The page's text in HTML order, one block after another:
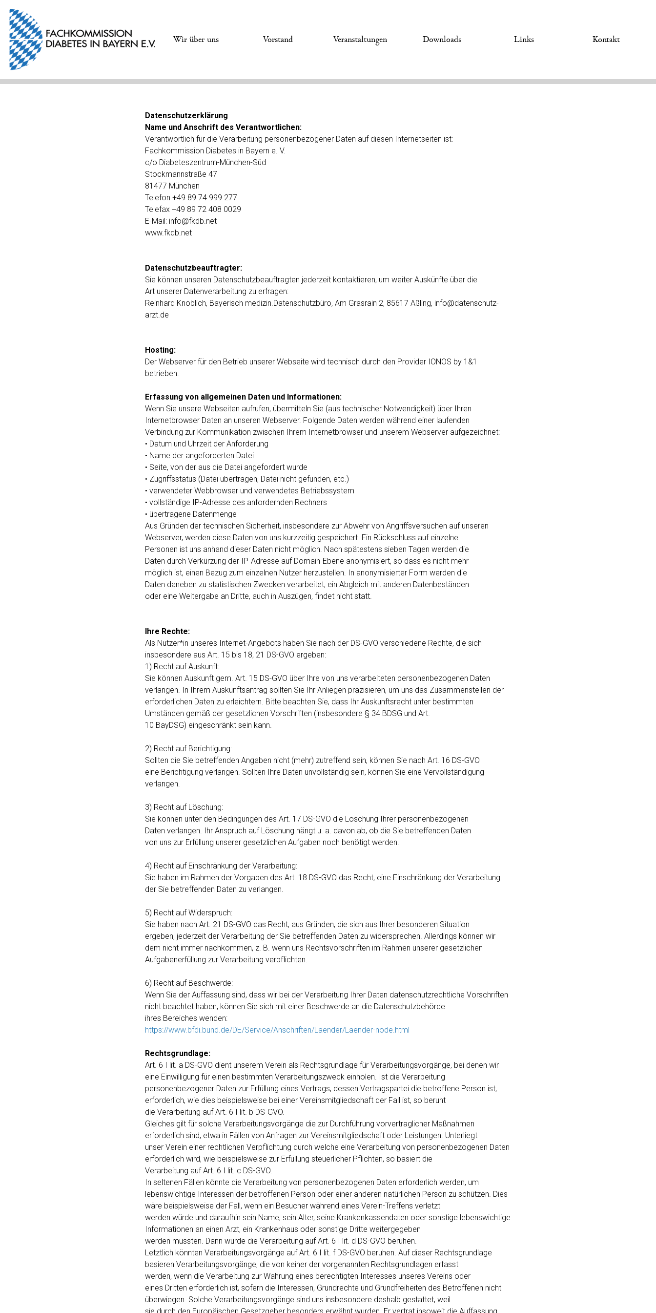
Wir über uns Vorstand Veranstaltungen Downloads Links Kontakt
Datenschutzerklärung
Name und Anschrift des Verantwortlichen:
Verantwortlich für die Verarbeitung personenbezogener Daten auf diesen Internetseiten ist:
Fachkommission Diabetes in Bayern e. V.
c/o Diabeteszentrum-München-Süd
Stockmannstraße 47
81477 München
Telefon +49 89 74 999 277
Telefax +49 89 72 408 0029
E-Mail: info@fkdb.net
www.fkdb.net
Datenschutzbeauftragter:
Sie können unseren Datenschutzbeauftragten jederzeit kontaktieren, um weiter Auskünfte über die
Art unserer Datenverarbeitung zu erfragen:
Reinhard Knoblich, Bayerisch medizin.Datenschutzbüro, Am Grasrain 2, 85617 Aßling, info@datenschutz-
arzt.de
Hosting:
Der Webserver für den Betrieb unserer Webseite wird technisch durch den Provider IONOS by 1&1
betrieben.
Erfassung von allgemeinen Daten und Informationen:
Wenn Sie unsere Webseiten aufrufen, übermitteln Sie (aus technischer Notwendigkeit) über Ihren
Internetbrowser Daten an unseren Webserver. Folgende Daten werden während einer laufenden
Verbindung zur Kommunikation zwischen Ihrem Internetbrowser und unserem Webserver aufgezeichnet:
• Datum und Uhrzeit der Anforderung
• Name der angeforderten Datei
• Seite, von der aus die Datei angefordert wurde
• Zugriffsstatus (Datei übertragen, Datei nicht gefunden, etc.)
• verwendeter Webbrowser und verwendetes Betriebssystem
• vollständige IP-Adresse des anfordernden Rechners
• übertragene Datenmenge
Aus Gründen der technischen Sicherheit, insbesondere zur Abwehr von Angriffsversuchen auf unseren
Webserver, werden diese Daten von uns kurzzeitig gespeichert. Ein Rückschluss auf einzelne
Personen ist uns anhand dieser Daten nicht möglich. Nach spätestens sieben Tagen werden die
Daten durch Verkürzung der IP-Adresse auf Domain-Ebene anonymisiert, so dass es nicht mehr
möglich ist, einen Bezug zum einzelnen Nutzer herzustellen. In anonymisierter Form werden die
Daten daneben zu statistischen Zwecken verarbeitet; ein Abgleich mit anderen Datenbeständen
oder eine Weitergabe an Dritte, auch in Auszügen, findet nicht statt.
Ihre Rechte:
Als Nutzer*in unseres Internet-Angebots haben Sie nach der DS-GVO verschiedene Rechte, die sich
insbesondere aus Art. 15 bis 18, 21 DS-GVO ergeben:
1) Recht auf Auskunft:
Sie können Auskunft gem. Art. 15 DS-GVO über Ihre von uns verarbeiteten personenbezogenen Daten
verlangen. In Ihrem Auskunftsantrag sollten Sie Ihr Anliegen präzisieren, um uns das Zusammenstellen der
erforderlichen Daten zu erleichtern. Bitte beachten Sie, dass Ihr Auskunftsrecht unter bestimmten
Umständen gemäß der gesetzlichen Vorschriften (insbesondere § 34 BDSG und Art.
10 BayDSG) eingeschränkt sein kann.
2) Recht auf Berichtigung:
Sollten die Sie betreffenden Angaben nicht (mehr) zutreffend sein, können Sie nach Art. 16 DS-GVO
eine Berichtigung verlangen. Sollten Ihre Daten unvollständig sein, können Sie eine Vervollständigung
verlangen.
3) Recht auf Löschung:
Sie können unter den Bedingungen des Art. 17 DS-GVO die Löschung Ihrer personenbezogenen
Daten verlangen. Ihr Anspruch auf Löschung hängt u. a. davon ab, ob die Sie betreffenden Daten
von uns zur Erfüllung unserer gesetzlichen Aufgaben noch benötigt werden.
4) Recht auf Einschränkung der Verarbeitung:
Sie haben im Rahmen der Vorgaben des Art. 18 DS-GVO das Recht, eine Einschränkung der Verarbeitung
der Sie betreffenden Daten zu verlangen.
5) Recht auf Widerspruch:
Sie haben nach Art. 21 DS-GVO das Recht, aus Gründen, die sich aus Ihrer besonderen Situation
ergeben, jederzeit der Verarbeitung der Sie betreffenden Daten zu widersprechen. Allerdings können wir
dem nicht immer nachkommen, z. B. wenn uns Rechtsvorschriften im Rahmen unserer gesetzlichen
Aufgabenerfüllung zur Verarbeitung verpflichten.
6) Recht auf Beschwerde:
Wenn Sie der Auffassung sind, dass wir bei der Verarbeitung Ihrer Daten datenschutzrechtliche Vorschriften
nicht beachtet haben, können Sie sich mit einer Beschwerde an die Datenschutzbehörde
ihres Bereiches wenden:
https://www.bfdi.bund.de/DE/Service/Anschriften/Laender/Laender-node.html
Rechtsgrundlage:
Art. 6 I lit. a DS-GVO dient unserem Verein als Rechtsgrundlage für Verarbeitungsvorgänge, bei denen wir
eine Einwilligung für einen bestimmten Verarbeitungszweck einholen. Ist die Verarbeitung
personenbezogener Daten zur Erfüllung eines Vertrags, dessen Vertragspartei die betroffene Person ist,
erforderlich, wie dies beispielsweise bei einer Vereinsmitgliedschaft der Fall ist, so beruht
die Verarbeitung auf Art. 6 I lit. b DS-GVO.
Gleiches gilt für solche Verarbeitungsvorgänge die zur Durchführung vorvertraglicher Maßnahmen
erforderlich sind, etwa in Fällen von Anfragen zur Vereinsmitgliedschaft oder Leistungen. Unterliegt
unser Verein einer rechtlichen Verpflichtung durch welche eine Verarbeitung von personenbezogenen Daten
erforderlich wird, wie beispielsweise zur Erfüllung steuerlicher Pflichten, so basiert die
Verarbeitung auf Art. 6 I lit. c DS-GVO.
In seltenen Fällen könnte die Verarbeitung von personenbezogenen Daten erforderlich werden, um
lebenswichtige Interessen der betroffenen Person oder einer anderen natürlichen Person zu schützen. Dies
wäre beispielsweise der Fall, wenn ein Besucher während eines Verein-Treffens verletzt
werden würde und daraufhin sein Name, sein Alter, seine Krankenkassendaten oder sonstige lebenswichtige
Informationen an einen Arzt, ein Krankenhaus oder sonstige Dritte weitergegeben
werden müssten. Dann würde die Verarbeitung auf Art. 6 I lit. d DS-GVO beruhen.
Letztlich könnten Verarbeitungsvorgänge auf Art. 6 I lit. f DS-GVO beruhen. Auf dieser Rechtsgrundlage
basieren Verarbeitungsvorgänge, die von keiner der vorgenannten Rechtsgrundlagen erfasst
werden, wenn die Verarbeitung zur Wahrung eines berechtigten Interesses unseres Vereins oder
eines Dritten erforderlich ist, sofern die Interessen, Grundrechte und Grundfreiheiten des Betroffenen nicht
überwiegen. Solche Verarbeitungsvorgänge sind uns insbesondere deshalb gestattet, weil